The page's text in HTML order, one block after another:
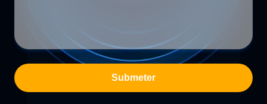
Submeter